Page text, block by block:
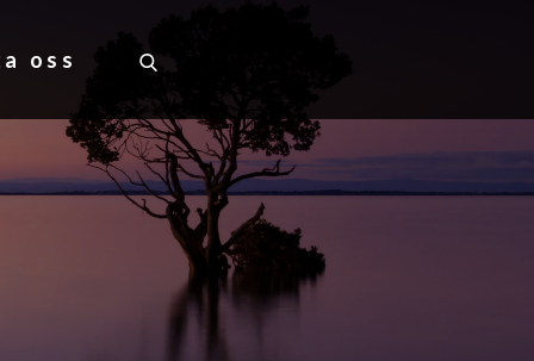
oss